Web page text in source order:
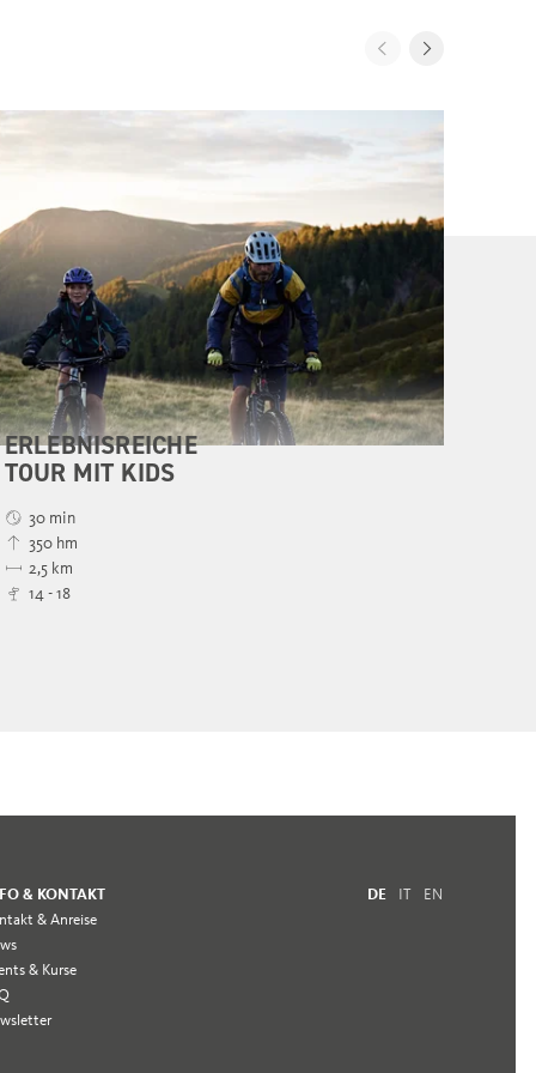
ERLEBNISREICHE
TOUR MIT KIDS
30 min
350 hm
2,5 km
14 - 18
& KONTAKT
& Anreise
& Kurse
DE IT EN